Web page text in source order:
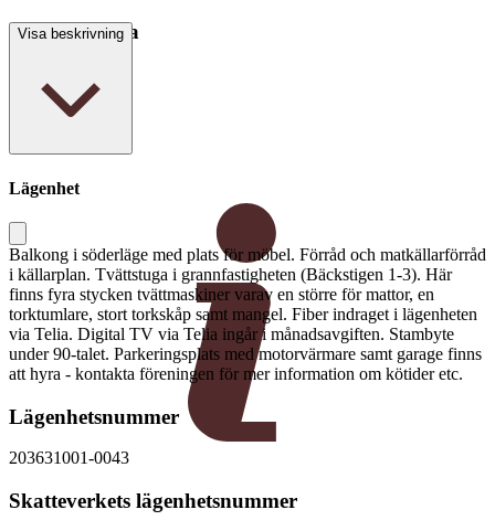
Boarea/Biarea
Visa beskrivning
Lägenhet
Balkong i söderläge med plats för möbel. Förråd och matkällarförråd
i källarplan. Tvättstuga i grannfastigheten (Bäckstigen 1-3). Här
finns fyra stycken tvättmaskiner varav en större för mattor, en
torktumlare, stort torkskåp samt mangel. Fiber indraget i lägenheten
via Telia. Digital TV via Telia ingår i månadsavgiften. Stambyte
under 90-talet. Parkeringsplats med motorvärmare samt garage finns
att hyra - kontakta föreningen för mer information om kötider etc.
Lägenhetsnummer
203631001-0043
Skatteverkets lägenhetsnummer